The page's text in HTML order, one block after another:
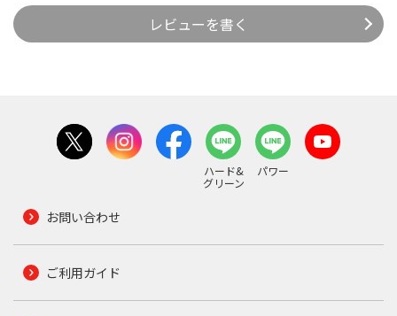
レビューを書く
ハード&
グリーン
パワー
お問い合わせ
ご利用ガイド